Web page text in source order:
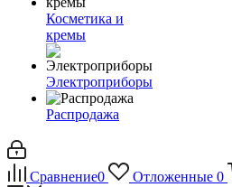
Косметика и
кремы
Электроприборы
Распродажа
Сравнение0 Отложенные 0